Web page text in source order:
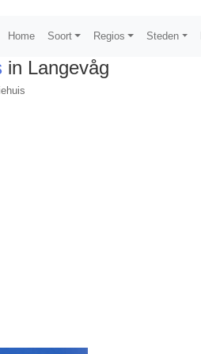
Home Soort Regios Steden
in Langevåg